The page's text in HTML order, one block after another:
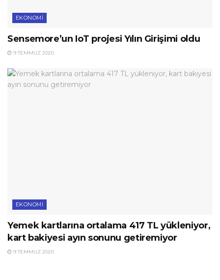
EKONOMI
Sensemore’un IoT projesi Yılın Girişimi oldu
9 TEMMUZ 2020
EKONOMI
Yemek kartlarına ortalama 417 TL yükleniyor,
kart bakiyesi ayın sonunu getiremiyor
9 TEMMUZ 2020